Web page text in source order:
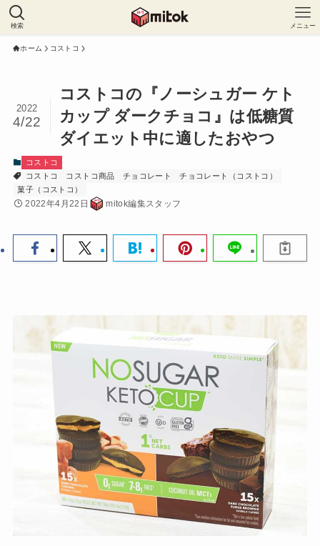
検索 メニュー
ホーム コストコ
コストコの『ノーシュガー ケト
カップ ダークチョコ』は低糖質
ダイエット中に適したおやつ
2022
4/22
コストコ
コストコ
コストコ商品 チョコレート
チョコレート（コストコ）
菓子（コストコ）
2022年4月22日 mitok編集スタッフ